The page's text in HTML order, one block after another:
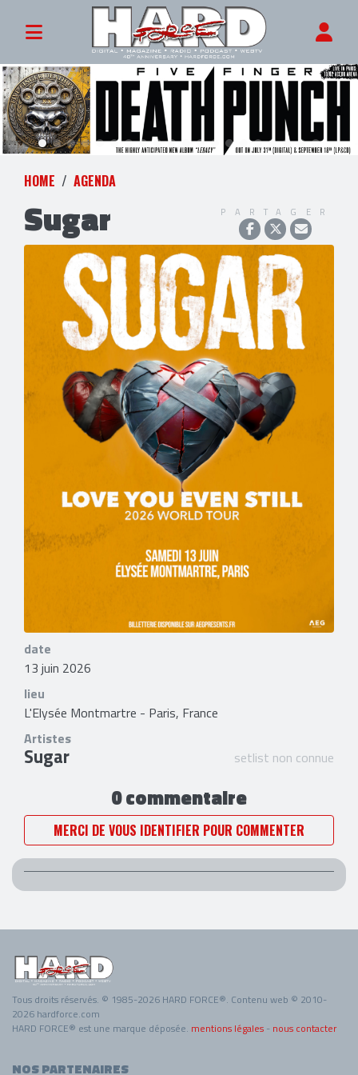
HOME AGENDA
Sugar PARTAGER
date
13 juin 2026
lieu
L'Elysée Montmartre - Paris, France
Artistes
Sugar setlist non connue
0 commentaire
MERCI DE VOUS IDENTIFIER POUR COMMENTER
Tous droits réservés. © 1985-2026 HARD FORCE®. Contenu web © 2010-
2026 hardforce.com
HARD FORCE® est une marque déposée. mentions légales - nous contacter
NOS PARTENAIRES